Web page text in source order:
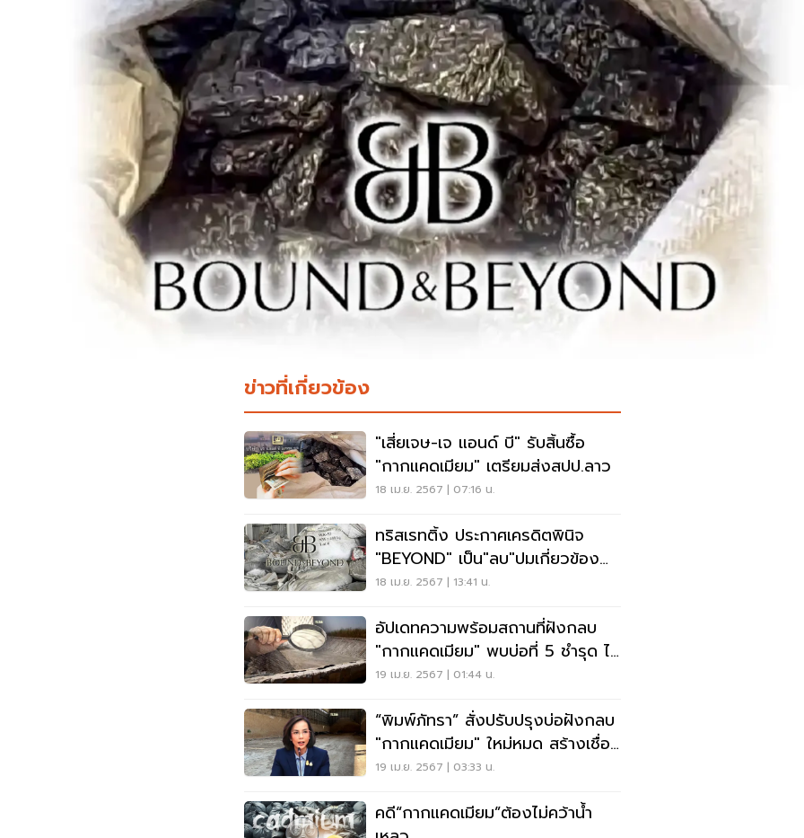
ข่าวที่เกี่ยวข้อง
"เสี่ยเจษ-เจ แอนด์ บี" รับสิ้นซื้อ
"กากแคดเมียม" เตรียมส่งสปป.ลาว
18 เม.ย. 2567 | 07:16 น.
ทริสเรทติ้ง ประกาศเครดิตพินิจ
"BEYOND" เป็น"ลบ"ปมเกี่ยวข้อง
กากแคดเมียม
18 เม.ย. 2567 | 13:41 น.
อัปเดทความพร้อมสถานที่ฝังกลบ
"กากแคดเมียม" พบบ่อที่ 5 ชำรุด ไม่
ปลอดภัย
19 เม.ย. 2567 | 01:44 น.
“พิมพ์ภัทรา” สั่งปรับปรุงบ่อฝังกลบ
"กากแคดเมียม" ใหม่หมด สร้างเชื่อ
มั่น
19 เม.ย. 2567 | 03:33 น.
คดี“กากแคดเมียม”ต้องไม่คว้าน้ำ